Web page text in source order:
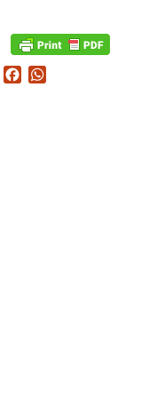
Facebook